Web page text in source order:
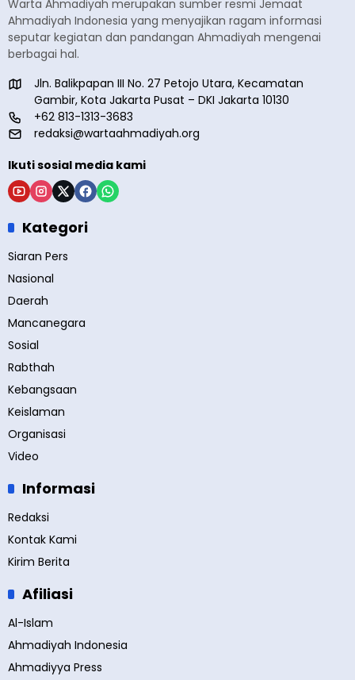
Warta Ahmadiyah merupakan sumber resmi Jemaat
Ahmadiyah Indonesia yang menyajikan ragam informasi
seputar kegiatan dan pandangan Ahmadiyah mengenai
berbagai hal.
Jln. Balikpapan III No. 27 Petojo Utara, Kecamatan
Gambir, Kota Jakarta Pusat – DKI Jakarta 10130
+62 813-1313-3683
redaksi@wartaahmadiyah.org
Ikuti sosial media kami
Kategori
Siaran Pers
Nasional
Daerah
Mancanegara
Sosial
Rabthah
Kebangsaan
Keislaman
Organisasi
Video
Informasi
Redaksi
Kontak Kami
Kirim Berita
Afiliasi
Al-Islam
Ahmadiyah Indonesia
Ahmadiyya Press